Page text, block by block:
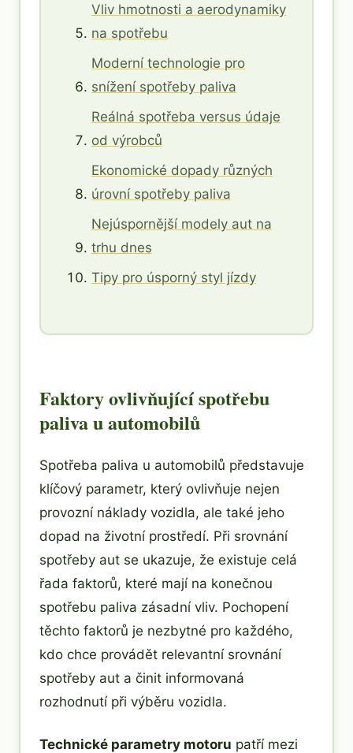
Vliv hmotnosti a aerodynamiky
na spotřebu
Moderní technologie pro
snížení spotřeby paliva
Reálná spotřeba versus údaje
od výrobců
Ekonomické dopady různých
úrovní spotřeby paliva
Nejúspornější modely aut na
trhu dnes
Tipy pro úsporný styl jízdy
Faktory ovlivňující spotřebu
paliva u automobilů
Spotřeba paliva u automobilů představuje
klíčový parametr, který ovlivňuje nejen
provozní náklady vozidla, ale také jeho
dopad na životní prostředí. Při srovnání
spotřeby aut se ukazuje, že existuje celá
řada faktorů, které mají na konečnou
spotřebu paliva zásadní vliv. Pochopení
těchto faktorů je nezbytné pro každého,
kdo chce provádět relevantní srovnání
spotřeby aut a činit informovaná
rozhodnutí při výběru vozidla.
Technické parametry motoru patří mezi